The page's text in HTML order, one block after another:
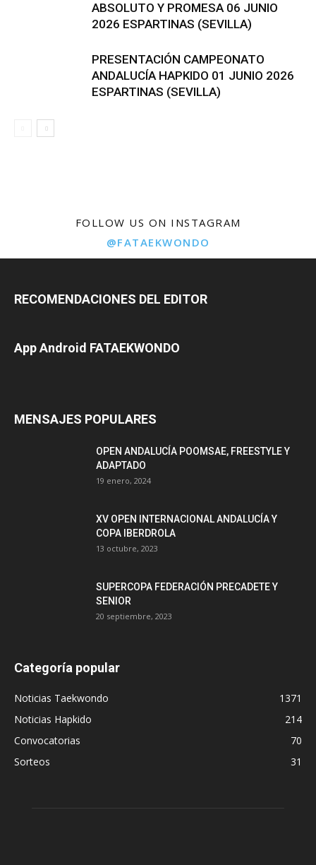
ABSOLUTO Y PROMESA 06 JUNIO
2026 ESPARTINAS (SEVILLA)
PRESENTACIÓN CAMPEONATO
ANDALUCÍA HAPKIDO 01 JUNIO 2026
ESPARTINAS (SEVILLA)
FOLLOW US ON INSTAGRAM
@FATAEKWONDO
RECOMENDACIONES DEL EDITOR
App Android FATAEKWONDO
MENSAJES POPULARES
OPEN ANDALUCÍA POOMSAE, FREESTYLE Y
ADAPTADO
19 enero, 2024
XV OPEN INTERNACIONAL ANDALUCÍA Y
COPA IBERDROLA
13 octubre, 2023
SUPERCOPA FEDERACIÓN PRECADETE Y
SENIOR
20 septiembre, 2023
Categoría popular
Noticias Taekwondo
1371
Noticias Hapkido
214
Convocatorias
70
Sorteos
31